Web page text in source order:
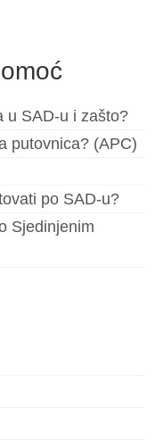
u SAD-u i zašto?
putovnica? (APC)
po SAD-u?
Sjedinjenim